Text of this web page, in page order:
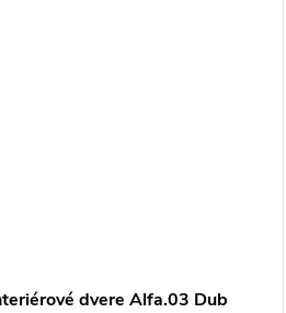
dvere Alfa.03 Dub